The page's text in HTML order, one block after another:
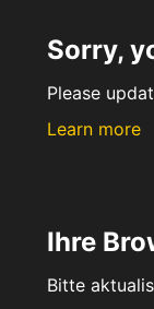
Sorry,
Please
Learn more
Ihre
Bitte